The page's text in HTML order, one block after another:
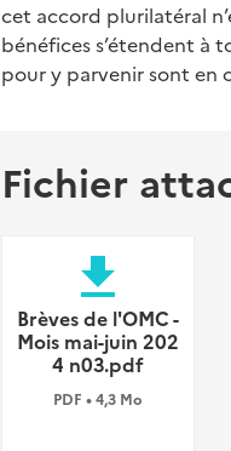
cet accord plurilatéral
bénéfices s’étendent à
pour y parvenir sont en
Fichier
file_download
Brèves de l'OMC -
Mois mai-juin 202
4 n03.pdf
PDF • 4,3 Mo